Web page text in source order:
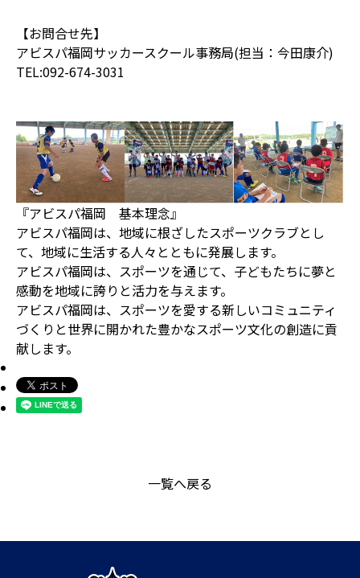
【お問合せ先】
アビスパ福岡サッカースクール事務局(担当：今田康介)
TEL:092-674-3031
『アビスパ福岡 基本理念』
アビスパ福岡は、地域に根ざしたスポーツクラブとし
て、地域に生活する人々とともに発展します。
アビスパ福岡は、スポーツを通じて、子どもたちに夢と
感動を地域に誇りと活力を与えます。
アビスパ福岡は、スポーツを愛する新しいコミュニティ
づくりと世界に開かれた豊かなスポーツ文化の創造に貢
献します。
一覧へ戻る